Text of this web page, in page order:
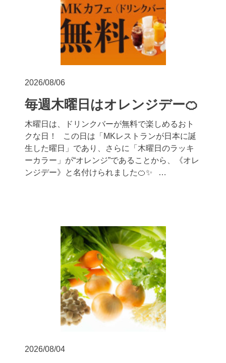
2026/08/06
毎週木曜日はオレンジデー🍊
木曜日は、ドリンクバーが無料で楽しめるおト
クな日！ この日は「MKレストランが日本に誕
生した曜日」であり、さらに「木曜日のラッキ
ーカラー」が“オレンジ”であることから、《オレ
ンジデー》と名付けられました🍊✨ …
2026/08/04